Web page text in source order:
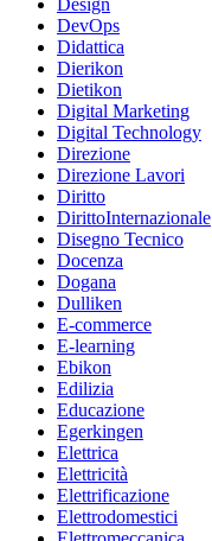
Design
DevOps
Didattica
Dierikon
Dietikon
Digital Marketing
Digital Technology
Direzione
Direzione Lavori
Diritto
DirittoInternazionale
Disegno Tecnico
Docenza
Dogana
Dulliken
E-commerce
E-learning
Ebikon
Edilizia
Educazione
Egerkingen
Elettrica
Elettricità
Elettrificazione
Elettrodomestici